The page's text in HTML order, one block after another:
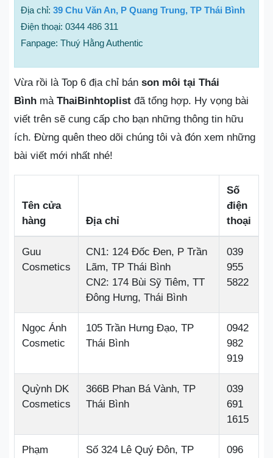
Địa chỉ: 39 Chu Văn An, P Quang Trung, TP Thái Bình
Điện thoại: 0344 486 311
Fanpage: Thuý Hằng Authentic
Vừa rồi là Top 6 địa chỉ bán son môi tại Thái
Bình mà ThaiBinhtoplist đã tổng hợp. Hy vọng bài
viết trên sẽ cung cấp cho bạn những thông tin hữu
ích. Đừng quên theo dõi chúng tôi và đón xem những
bài viết mới nhất nhé!
Tên cửa
hàng
Địa chỉ
Số
điện
thoại
Guu
Cosmetics
CN1: 124 Đốc Đen, P Trần
Lãm, TP Thái Bình
CN2: 174 Bùi Sỹ Tiêm, TT
Đông Hưng, Thái Bình
039
955
5822
Ngọc Ánh
Cosmetic
105 Trần Hưng Đạo, TP
Thái Bình
0942
982
919
Quỳnh DK
Cosmetics
366B Phan Bá Vành, TP
Thái Bình
039
691
1615
Phạm
Số 324 Lê Quý Đôn, TP
096